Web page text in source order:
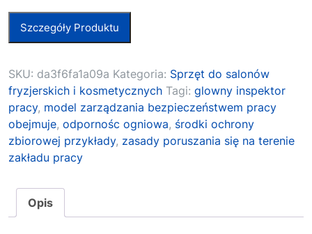
Szczegóły Produktu
SKU: da3f6fa1a09a Kategoria: Sprzęt do salonów
fryzjerskich i kosmetycznych Tagi: glowny inspektor
pracy, model zarządzania bezpieczeństwem pracy
obejmuje, odpornośc ogniowa, środki ochrony
zbiorowej przykłady, zasady poruszania się na terenie
zakładu pracy
Opis